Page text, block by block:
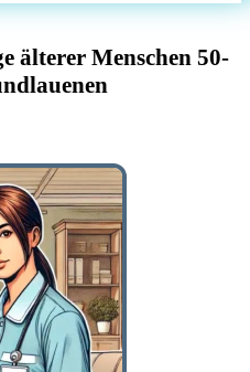
Lohnrechner
älterer Menschen 50-